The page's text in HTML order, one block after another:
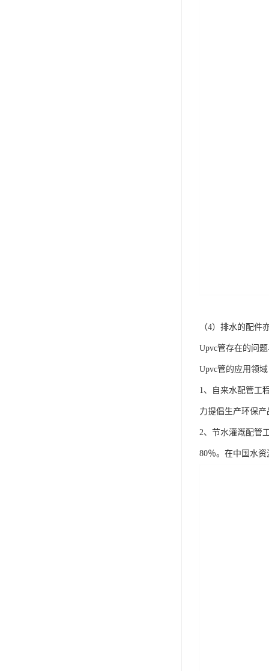
（4）排水的配件
Upvc管存在的问
Upvc管的应用领域
1、自来水配管工
力提倡生产环保产
2、节水灌溉配管
80％。在中国水